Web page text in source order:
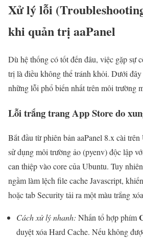
Xử lý lỗi
khi quản trị aaPanel
Dù hệ thống có tốt đến đâu, việc gặp sự
trị là điều không thể tránh khỏi. Dưới
những lỗi phổ biến nhất trên môi trường
Lỗi trắng trang App Store do
Bắt đầu từ phiên bản aaPanel 8.x cài
sử dụng môi trường ảo (pyenv) độc lập
can thiệp vào core của Ubuntu. Tuy
ngầm làm lệch file cache Javascript,
hoặc tab Security tải ra một màu trắng
Cách xử lý nhanh: Nhấn tổ hợp phím
duyệt xóa Hard Cache. Nếu không